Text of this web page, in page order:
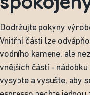
Dodržujte pokyny
Vnitřní části lze
vodního kamene, ale
vnějších částí -
vysypte a vysušte, aby